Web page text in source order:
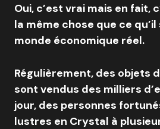
Oui, c’est vrai mais en fait,
la même chose que ce
monde économique réel.
Régulièrement, des objets
sont vendus des milliers
jour, des personnes
lustres en Crystal à